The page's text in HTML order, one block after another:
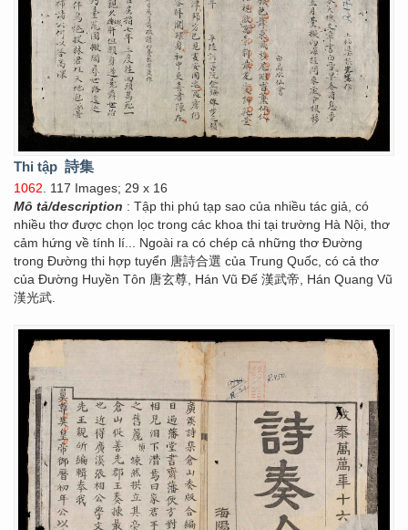
Thi tập 詩集
1062 . 117 Images; 29 x 16
Mô tả/description : Tập thi phú tạp sao của nhiều tác giả, có
nhiều thơ được chọn lọc trong các khoa thi tại trường Hà Nội, thơ
cảm hứng về tính lí... Ngoài ra có chép cả những thơ Đường
trong Đường thi hợp tuyển 唐詩合選 của Trung Quốc, có cả thơ
của Đường Huyền Tôn 唐玄尊, Hán Vũ Đế 漢武帝, Hán Quang Vũ
漢光武.